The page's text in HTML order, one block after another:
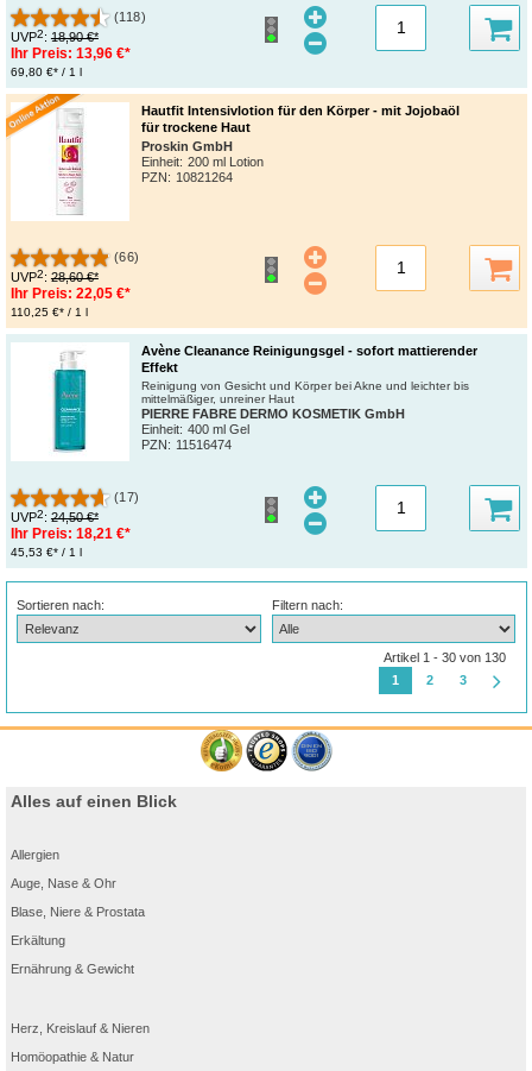
(118)
UVP2: 18,90 €*
Ihr Preis: 13,96 €*
69,80 €* / 1 l
Hautfit Intensivlotion für den Körper - mit Jojobaöl
für trockene Haut
Proskin GmbH
Einheit: 200 ml Lotion
PZN: 10821264
(66)
UVP2: 28,60 €*
Ihr Preis: 22,05 €*
110,25 €* / 1 l
Avène Cleanance Reinigungsgel - sofort mattierender
Effekt
Reinigung von Gesicht und Körper bei Akne und leichter bis
mittelmäßiger, unreiner Haut
PIERRE FABRE DERMO KOSMETIK GmbH
Einheit: 400 ml Gel
PZN: 11516474
(17)
UVP2: 24,50 €*
Ihr Preis: 18,21 €*
45,53 €* / 1 l
Sortieren nach: Filtern nach:
Artikel 1 - 30 von 130
1
2 3
Alles auf einen Blick
Allergien
Auge, Nase & Ohr
Blase, Niere & Prostata
Erkältung
Ernährung & Gewicht
Herz, Kreislauf & Nieren
Homöopathie & Natur